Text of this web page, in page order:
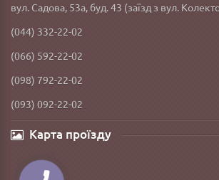
вул. Садова, 53а, буд. 43 (заїзд з вул.
(044) 332-22-02
(066) 592-22-02
(098) 792-22-02
(093) 092-22-02
Карта проїзду